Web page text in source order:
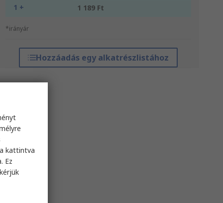
1 + 1 189 Ft
*irányár
Hozzáadás egy alkatrészlistához
kattintva
Ez